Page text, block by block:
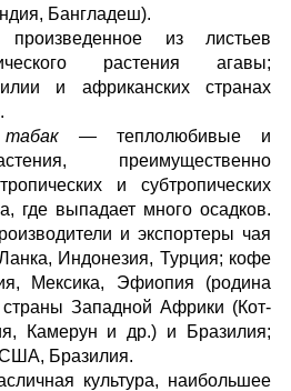
Бангладеш).
из листьев
растения агавы;
и африканских странах
табак — теплолюбивые и
преимущественно
и субтропических
где выпадает много осадков.
и экспортеры чая
Индонезия, Турция; кофе
Мексика, Эфиопия (родина
Западной Африки (Кот-
Камерун и др.) и Бразилия;
США, Бразилия.
культура, наибольшее